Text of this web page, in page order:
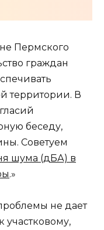
Пермского
граждан
территории. В
беседу,
Советуем
шума (дБА) в
.»
не дает
участковому,